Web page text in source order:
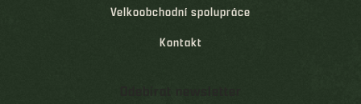
Velkoobchodní spolupráce
Kontakt